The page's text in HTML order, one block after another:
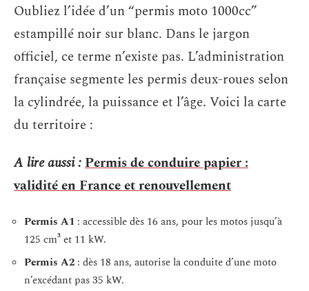
Oubliez l’idée d’un “permis moto 1000cc”
estampillé noir sur blanc. Dans le jargon
officiel, ce terme n’existe pas. L’administration
française segmente les permis deux-roues selon
la cylindrée, la puissance et l’âge. Voici la carte
du territoire :
A lire aussi :Permis de conduire papier :
validité en France et renouvellement
Permis A1 : accessible dès 16 ans, pour les motos jusqu’à
125 cm³ et 11 kW.
Permis A2 : dès 18 ans, autorise la conduite d’une moto
n’excédant pas 35 kW.